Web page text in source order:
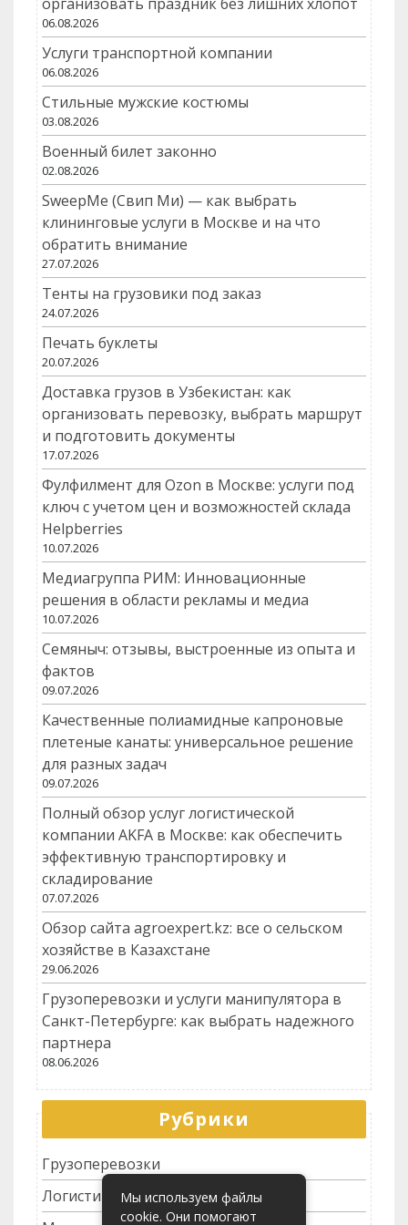
06.08.2026
Услуги транспортной компании
06.08.2026
Стильные мужские костюмы
03.08.2026
Военный билет законно
02.08.2026
SweepMe (Свип Ми) — как выбрать
клининговые услуги в Москве и на что
обратить внимание
27.07.2026
Тенты на грузовики под заказ
24.07.2026
Печать буклеты
20.07.2026
Доставка грузов в Узбекистан: как
организовать перевозку, выбрать маршрут
и подготовить документы
17.07.2026
Фулфилмент для Ozon в Москве: услуги под
ключ с учетом цен и возможностей склада
Helpberries
10.07.2026
Медиагруппа РИМ: Инновационные
решения в области рекламы и медиа
10.07.2026
Семяныч: отзывы, выстроенные из опыта и
фактов
09.07.2026
Качественные полиамидные капроновые
плетеные канаты: универсальное решение
для разных задач
09.07.2026
Полный обзор услуг логистической
компании AKFA в Москве: как обеспечить
эффективную транспортировку и
складирование
07.07.2026
Обзор сайта agroexpert.kz: все о сельском
хозяйстве в Казахстане
29.06.2026
Грузоперевозки и услуги манипулятора в
Санкт-Петербурге: как выбрать надежного
партнера
08.06.2026
Рубрики
Грузоперевозки
Логистика
Мы используем файлы
cookie. Они помогают